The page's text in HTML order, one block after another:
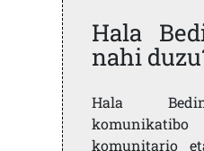
Hala
nahi
Hala
komunitario